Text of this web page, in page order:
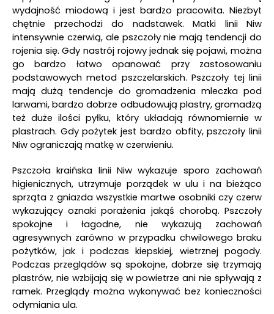
wydajność miodową i jest bardzo pracowita. Niezbyt
chętnie przechodzi do nadstawek. Matki linii Niw
intensywnie czerwią, ale pszczoły nie mają tendencji do
rojenia się. Gdy nastrój rojowy jednak się pojawi, można
go bardzo łatwo opanować przy zastosowaniu
podstawowych metod pszczelarskich. Pszczoły tej linii
mają dużą tendencje do gromadzenia mleczka pod
larwami, bardzo dobrze odbudowują plastry, gromadzą
też duże ilości pyłku, który układają równomiernie w
plastrach. Gdy pożytek jest bardzo obfity, pszczoły linii
Niw ograniczają matkę w czerwieniu.
Pszczoła kraińska linii Niw wykazuje sporo zachowań
higienicznych, utrzymuje porządek w ulu i na bieżąco
sprząta z gniazda wszystkie martwe osobniki czy czerw
wykazujący oznaki porażenia jakąś chorobą. Pszczoły
spokojne i łagodne, nie wykazują zachowań
agresywnych zarówno w przypadku chwilowego braku
pożytków, jak i podczas kiepskiej, wietrznej pogody.
Podczas przeglądów są spokojne, dobrze się trzymają
plastrów, nie wzbijają się w powietrze ani nie spływają z
ramek. Przeglądy można wykonywać bez konieczności
odymiania ula.